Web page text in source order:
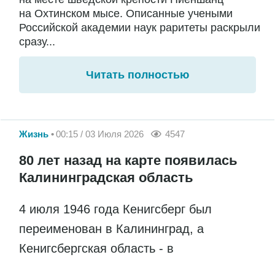
на Охтинском мысе. Описанные учеными
Российской академии наук раритеты раскрыли
сразу...
Читать полностью
Жизнь 00:15 / 03 Июля 2026 4547
80 лет назад на карте появилась
Калининградская область
4 июля 1946 года Кенигсберг был
переименован в Калининград, а
Кенигсбергская область - в